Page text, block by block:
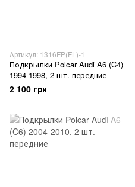
Артикул: 1316FP(FL)-1
Подкрылки Polcar Audi A6 (C4)
1994-1998, 2 шт. передние
2 100 грн